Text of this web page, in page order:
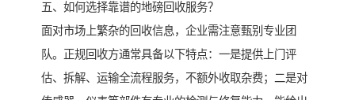
五、如何选择靠谱的地磅回收服务？
面对市场上繁杂的回收信息，企业需注意甄别专业团
队。正规回收方通常具备以下特点：一是提供上门评
估、拆解、运输全流程服务，不额外收取杂费；二是对